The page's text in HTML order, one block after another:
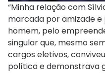
“Minha relação com
marcada por amizade
homem, pelo
singular que, mesmo
cargos eletivos,
política e demonstrava